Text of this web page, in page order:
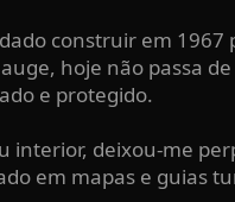
construir em
hoje não passa
e protegido.
interior, deixou-me
em mapas e guias